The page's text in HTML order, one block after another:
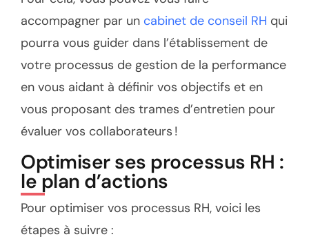
accompagner par un cabinet de conseil RH qui
pourra vous guider dans l’établissement de
votre processus de gestion de la performance
en vous aidant à définir vos objectifs et en
vous proposant des trames d’entretien pour
évaluer vos collaborateurs !
Optimiser ses processus RH :
le plan d’actions
Pour optimiser vos processus RH, voici les
étapes à suivre :